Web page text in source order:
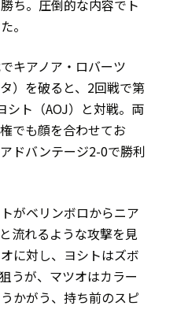
ち。圧倒的な内容でト
。
キアノア・ロバーツ
）を破ると、2回戦で第
シト（AOJ）と対戦。両
でも顔を合わせてお
ドバンテージ2-0で勝利
がベリンボロからニア
流れるような攻撃を見
に対し、ヨシトはズボ
うが、マツオはカラー
かがう、持ち前のスピ